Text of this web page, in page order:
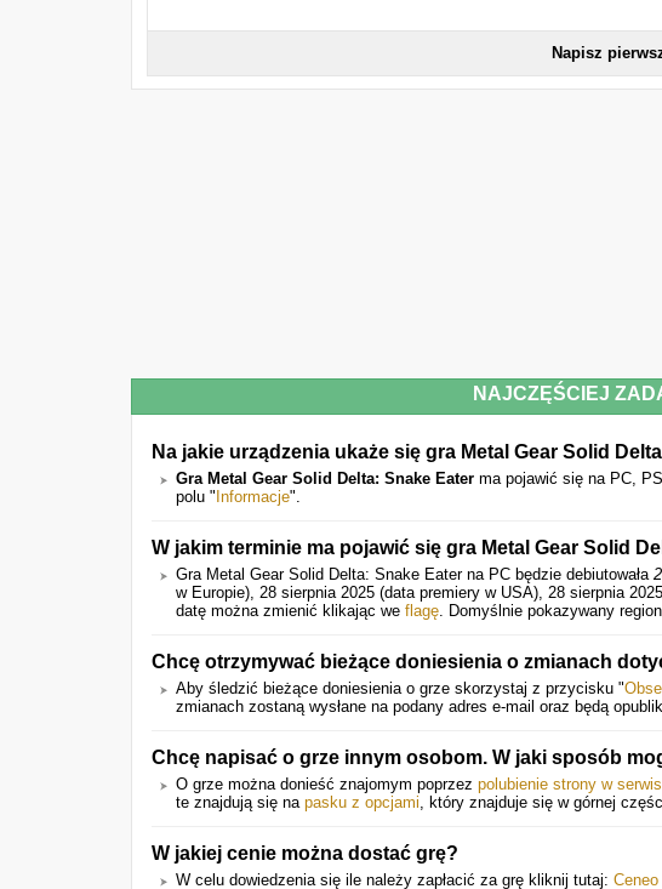
Napisz
NAJCZĘŚCIEJ
Na jakie urządzenia ukaże się gra Metal Gear Solid
Gra Metal Gear Solid Delta: Snake Eater ma pojawić się na PC,
polu " Informacje".
W jakim terminie ma pojawić się gra Metal Gear Solid
Gra Metal Gear Solid Delta: Snake Eater na PC będzie debiutowała
w Europie), 28 sierpnia 2025 (data premiery w USA), 28 sierpnia
datę można zmienić klikając we flagę. Domyślnie pokazywany
Chcę otrzymywać bieżące doniesienia o zmianach
Aby śledzić bieżące doniesienia o grze skorzystaj z przycisku "
zmianach zostaną wysłane na podany adres e-mail oraz będą
Chcę napisać o grze innym osobom. W jaki sposób
O grze można donieść znajomym poprzez polubienie strony w
te znajdują się na pasku z opcjami, który znajduje się w górnej
W jakiej cenie można dostać grę?
W celu dowiedzenia się ile należy zapłacić za grę kliknij tutaj: Ceneo